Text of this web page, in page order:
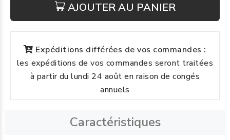
AJOUTER AU PANIER
Expéditions différées de vos commandes :
les expéditions de vos commandes seront traitées
à partir du lundi 24 août en raison de congés
annuels
Caractéristiques